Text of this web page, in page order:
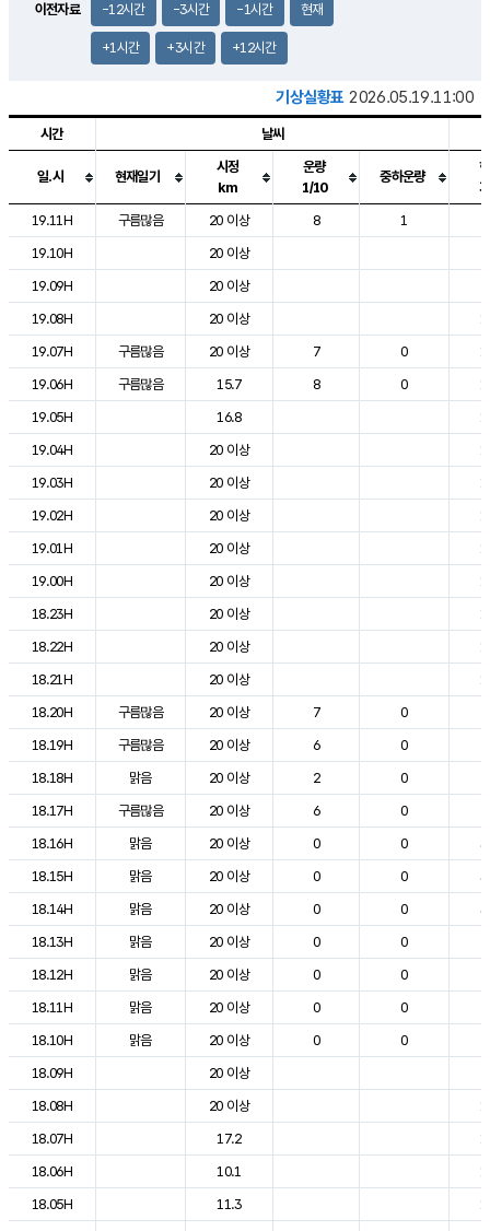
이전자료 -12시간 -3시간 -1시간 현재
+1시간 +3시간 +12시간
기상실황표 2026.05.19.11:00
도시별 기상실황표로 지점, 날씨, 기온, 강수, 바람, 기압등을 안내한 표입
시간 날씨
일.시 현재일기
시정
km
운량
1/10
중하운량
19.11H
구름많음 20 이상 8 1
19.10H
20 이상
19.09H
20 이상
19.08H
20 이상
19.07H
구름많음 20 이상 7 0
19.06H
구름많음 15.7 8 0
19.05H
16.8
19.04H
20 이상
19.03H
20 이상
19.02H
20 이상
19.01H
20 이상
19.00H
20 이상
18.23H
20 이상
18.22H
20 이상
18.21H
20 이상
18.20H
구름많음 20 이상 7 0
18.19H
구름많음 20 이상 6 0
18.18H
맑음 20 이상 2 0
18.17H
구름많음 20 이상 6 0
18.16H
맑음 20 이상 0 0
18.15H
맑음 20 이상 0 0
18.14H
맑음 20 이상 0 0
18.13H
맑음 20 이상 0 0
18.12H
맑음 20 이상 0 0
18.11H
맑음 20 이상 0 0
18.10H
맑음 20 이상 0 0
18.09H
20 이상
18.08H
20 이상
18.07H
17.2
18.06H
10.1
18.05H
11.3